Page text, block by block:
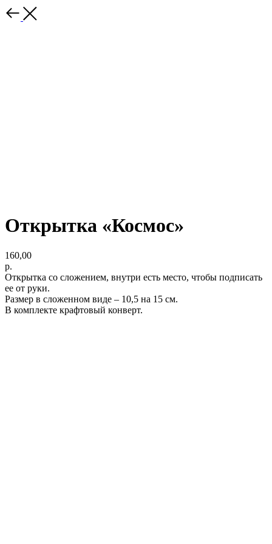
Открытка «Космос»
160,00
р.
Открытка со сложением, внутри есть место, чтобы подписать
ее от руки.
Размер в сложенном виде – 10,5 на 15 см.
В комплекте крафтовый конверт.